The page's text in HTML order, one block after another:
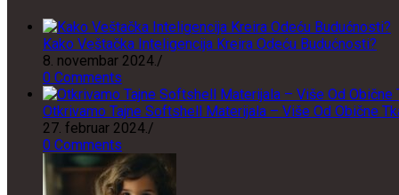
Kako Veštačka Inteligencija Kreira Odeću Budućnosti?
8. novembar 2024. /
0 Comments
Otkrivamo Tajne Softshell Materijala – Više Od Obične
27. februar 2024. /
0 Comments